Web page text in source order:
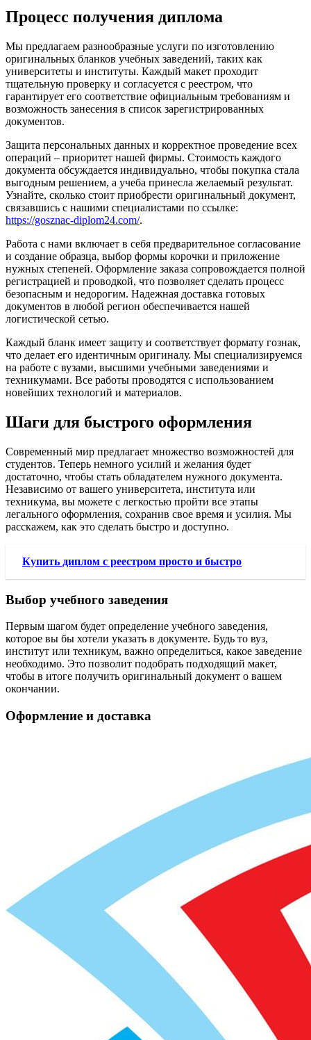
Процесс получения диплома
Мы предлагаем разнообразные услуги по изготовлению
оригинальных бланков учебных заведений, таких как
университеты и институты. Каждый макет проходит
тщательную проверку и согласуется с реестром, что
гарантирует его соответствие официальным требованиям и
возможность занесения в список зарегистрированных
документов.
Защита персональных данных и корректное проведение всех
операций – приоритет нашей фирмы. Стоимость каждого
документа обсуждается индивидуально, чтобы покупка стала
выгодным решением, а учеба принесла желаемый результат.
Узнайте, сколько стоит приобрести оригинальный документ,
связавшись с нашими специалистами по ссылке:
https://gosznac-diplom24.com/.
Работа с нами включает в себя предварительное согласование
и создание образца, выбор формы корочки и приложение
нужных степеней. Оформление заказа сопровождается полной
регистрацией и проводкой, что позволяет сделать процесс
безопасным и недорогим. Надежная доставка готовых
документов в любой регион обеспечивается нашей
логистической сетью.
Каждый бланк имеет защиту и соответствует формату гознак,
что делает его идентичным оригиналу. Мы специализируемся
на работе с вузами, высшими учебными заведениями и
техникумами. Все работы проводятся с использованием
новейших технологий и материалов.
Шаги для быстрого оформления
Современный мир предлагает множество возможностей для
студентов. Теперь немного усилий и желания будет
достаточно, чтобы стать обладателем нужного документа.
Независимо от вашего университета, института или
техникума, вы можете с легкостью пройти все этапы
легального оформления, сохранив свое время и усилия. Мы
расскажем, как это сделать быстро и доступно.
Купить диплом с реестром просто и быстро
Выбор учебного заведения
Первым шагом будет определение учебного заведения,
которое вы бы хотели указать в документе. Будь то вуз,
институт или техникум, важно определиться, какое заведение
необходимо. Это позволит подобрать подходящий макет,
чтобы в итоге получить оригинальный документ о вашем
окончании.
Оформление и доставка